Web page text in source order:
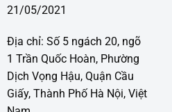
21/05/2021
Địa chỉ: Số 5 ngách 20, ngõ
1 Trần Quốc Hoàn, Phường
Dịch Vọng Hậu, Quận Cầu
Giấy, Thành Phố Hà Nội, Việt